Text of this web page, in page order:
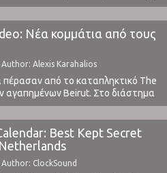
€ 169 (buy here)Χωρητικότητα:
Up περιλαμβάνει:
Νέα κομμάτια από τους
Alexis Karahalios
πέρασαν από το καταπληκτικό The
αγαπημένων Beirut. Στο διάστημα
έκανε συνεχώς live
χωρίς όμως να κυκλοφορήσει κάτι
Αυτό κράτησε μέχρι χθες! Στο
παρουσίασαν για πρώτη
τραγούδια, το Rumeli (πατρίδα!)
No. Απολαύστε τους ...
Best Kept Secret
ClockSound